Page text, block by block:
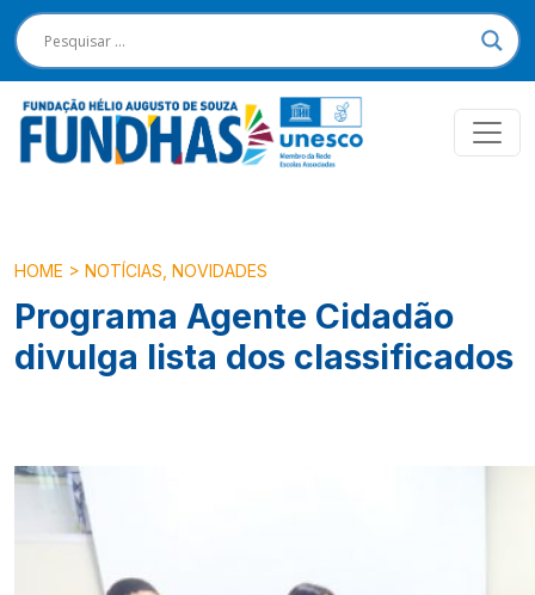
HOME > NOTÍCIAS NOVIDADES
Programa Agente Cidadão
divulga lista dos classificados